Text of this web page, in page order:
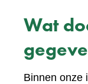
Wat
Binnen onze